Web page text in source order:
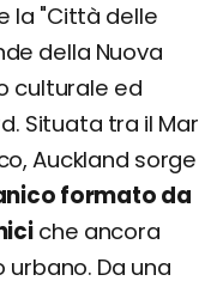
la "Città delle
della Nuova
culturale ed
Situata tra il Mar
Auckland sorge
formato da
che ancora
Da una